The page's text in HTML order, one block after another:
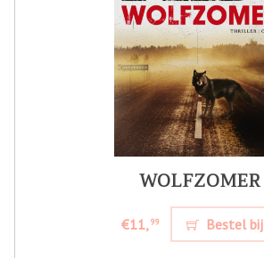
WOLFZOMER
€11,99 Bestel bij